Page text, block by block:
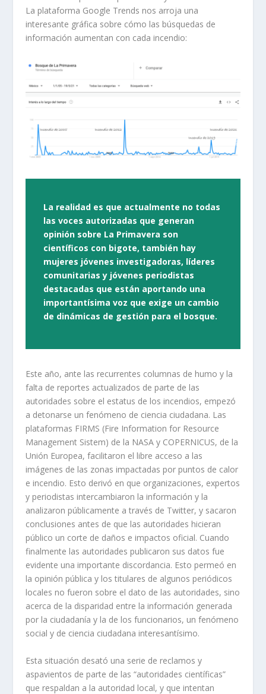
La plataforma Google Trends nos arroja una
interesante gráfica sobre cómo las búsquedas de
información aumentan con cada incendio:
La realidad es que actualmente no todas
las voces autorizadas que generan
opinión sobre La Primavera son
científicos con bigote, también hay
mujeres jóvenes investigadoras, líderes
comunitarias y jóvenes periodistas
destacadas que están aportando una
importantísima voz que exige un cambio
de dinámicas de gestión para el bosque.
Este año, ante las recurrentes columnas de humo y la
falta de reportes actualizados de parte de las
autoridades sobre el estatus de los incendios, empezó
a detonarse un fenómeno de ciencia ciudadana. Las
plataformas FIRMS (Fire Information for Resource
Management Sistem) de la NASA y COPERNICUS, de la
Unión Europea, facilitaron el libre acceso a las
imágenes de las zonas impactadas por puntos de calor
e incendio. Esto derivó en que organizaciones, expertos
y periodistas intercambiaron la información y la
analizaron públicamente a través de Twitter, y sacaron
conclusiones antes de que las autoridades hicieran
público un corte de daños e impactos oficial. Cuando
finalmente las autoridades publicaron sus datos fue
evidente una importante discordancia. Esto permeó en
la opinión pública y los titulares de algunos periódicos
locales no fueron sobre el dato de las autoridades, sino
acerca de la disparidad entre la información generada
por la ciudadanía y la de los funcionarios, un fenómeno
social y de ciencia ciudadana interesantísimo.
Esta situación desató una serie de reclamos y
aspavientos de parte de las “autoridades científicas”
que respaldan a la autoridad local, y que intentan